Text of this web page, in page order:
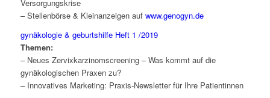
Versorgungskrise
– Stellenbörse & Kleinanzeigen auf www.genogyn.de
gynäkologie & geburtshilfe Heft 1 /2019
Themen:
– Neues Zervixkarzinomscreening – Was kommt auf die
gynäkologischen Praxen zu?
– Innovatives Marketing: Praxis-Newsletter für Ihre Patientinnen